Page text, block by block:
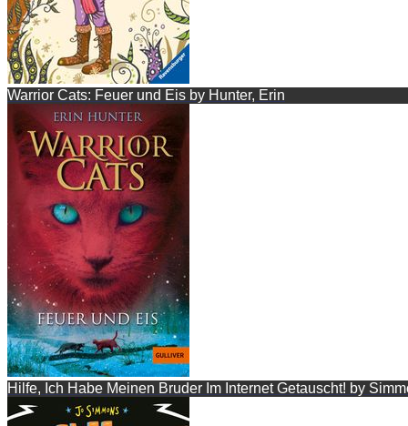
Warrior Cats: Feuer und Eis by Hunter, Erin
Hilfe, Ich Habe Meinen Bruder Im Internet Getauscht! by